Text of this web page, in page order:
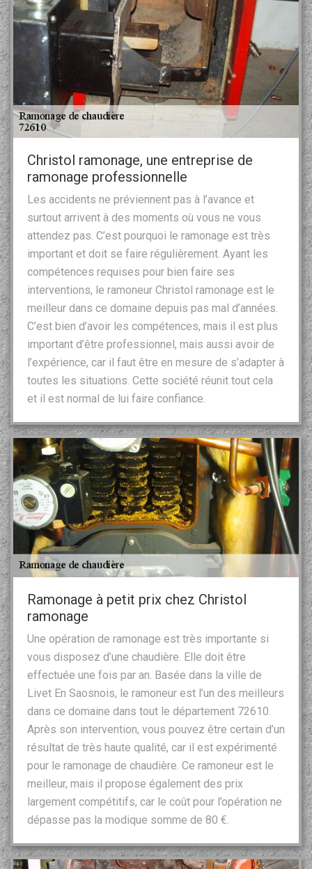
Christol ramonage, une entreprise de
ramonage professionnelle
Les accidents ne préviennent pas à l’avance et
surtout arrivent à des moments où vous ne vous
attendez pas. C’est pourquoi le ramonage est très
important et doit se faire régulièrement. Ayant les
compétences requises pour bien faire ses
interventions, le ramoneur Christol ramonage est le
meilleur dans ce domaine depuis pas mal d’années.
C’est bien d’avoir les compétences, mais il est plus
important d’être professionnel, mais aussi avoir de
l’expérience, car il faut être en mesure de s’adapter à
toutes les situations. Cette société réunit tout cela
et il est normal de lui faire confiance.
Ramonage à petit prix chez Christol
ramonage
Une opération de ramonage est très importante si
vous disposez d’une chaudière. Elle doit être
effectuée une fois par an. Basée dans la ville de
Livet En Saosnois, le ramoneur est l’un des meilleurs
dans ce domaine dans tout le département 72610.
Après son intervention, vous pouvez être certain d’un
résultat de très haute qualité, car il est expérimenté
pour le ramonage de chaudière. Ce ramoneur est le
meilleur, mais il propose également des prix
largement compétitifs, car le coût pour l’opération ne
dépasse pas la modique somme de 80 €.